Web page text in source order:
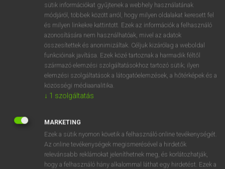
VAN ELŐFIZETÉSED?
Van előfizetésem a teljes szócikk megtekintéséhez.
BELÉPÉS
NINCS ELŐFIZETÉSED?
Nincs regisztrációm és előfizetésem. A szótár 2 órás,
díjmentes próbaverziójának elindításához regisztrálok és
sütik információkat gyűjtenek a webhely használatának
módjáról, többek között arról, hogy milyen oldalakat keresett fel
és milyen linkekre kattintott. Ezek az információk a felhasználó
azonosítására nem használhatóak, mivel az adatok
összesítettek és anonimizáltak. Céljuk kizárólag a weboldal
funkcióinak javítása. Ezek közé tartoznak a harmadik féltől
származó elemzési szolgáltatásokhoz tartozó sütik; ilyen
elemzési szolgáltatások a látogatóelemzések, a hőtérképek és a
közösségi médiaanalitika.
↓ 1 szolgáltatás
MARKETING
Ezek a sütik nyomon követik a felhasználó online tevékenységét.
Az online tevékenységek megismerésével a hirdetők
relevánsabb reklámokat jeleníthetnek meg, és korlátozhatják,
hogy a felhasználó hány alkalommal láthat egy hirdetést. Ezek a